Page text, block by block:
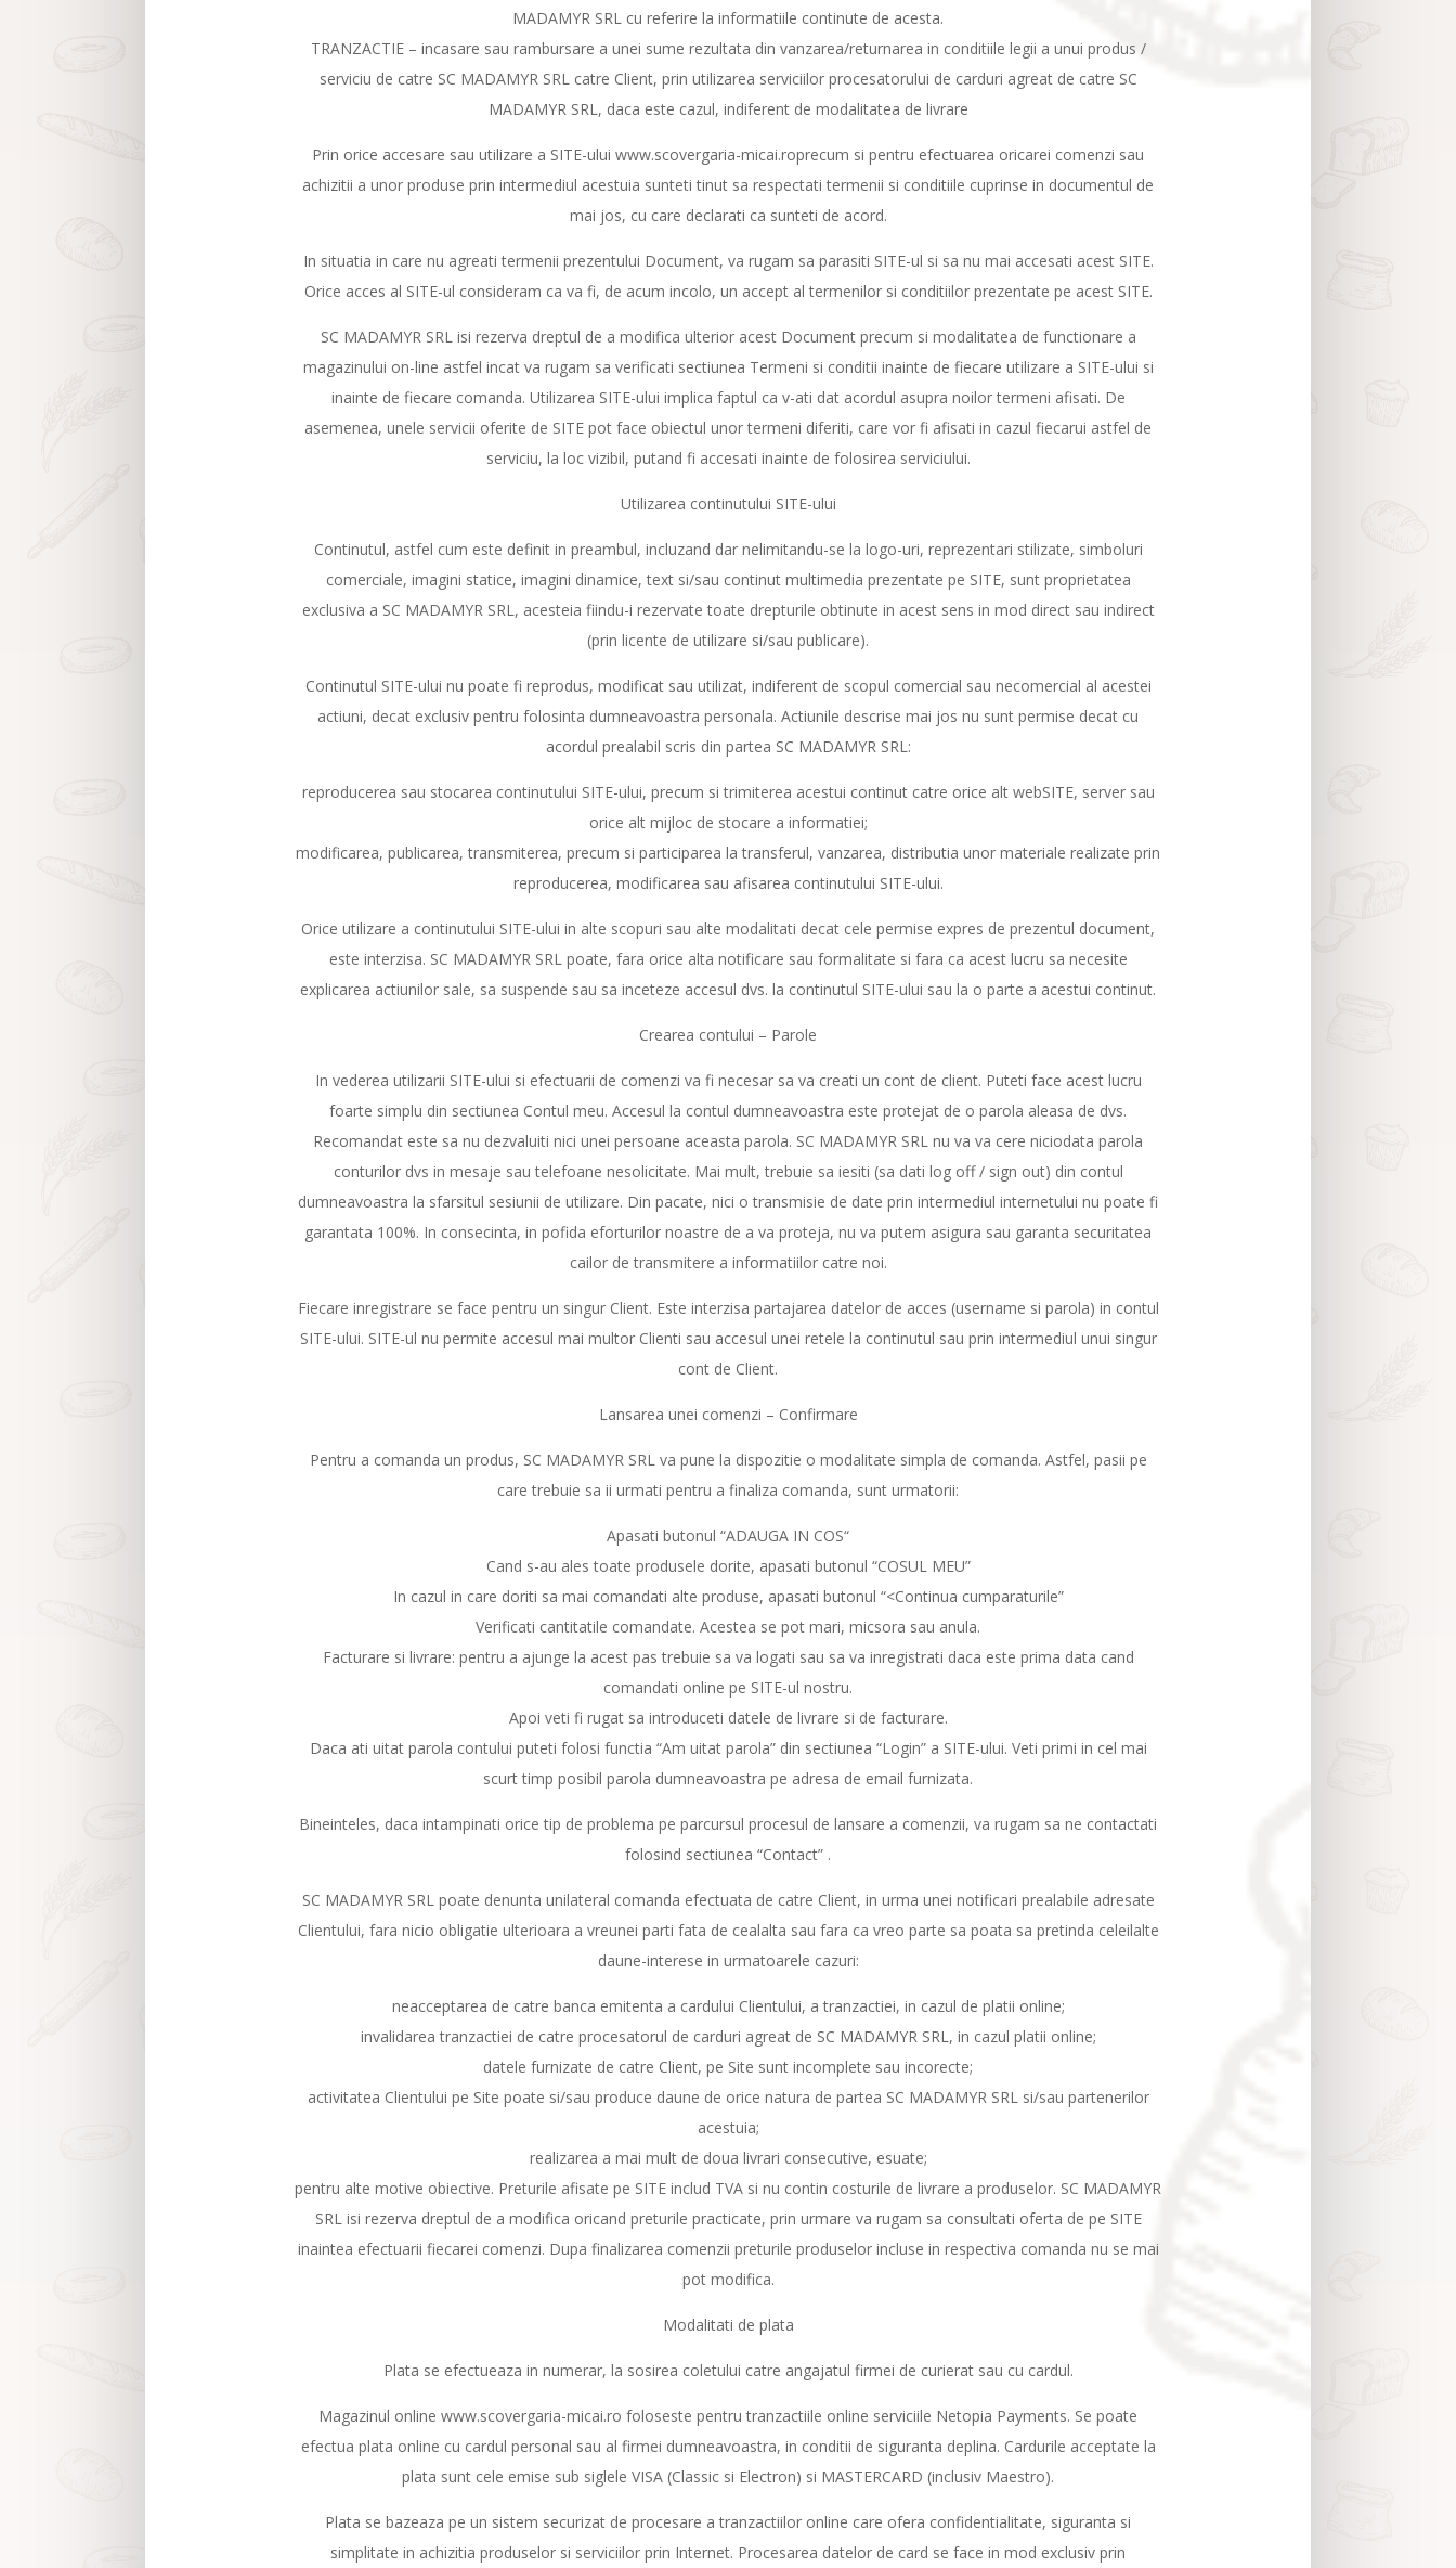
MADAMYR SRL cu referire la informatiile continute de acesta.
TRANZACTIE – incasare sau rambursare a unei sume rezultata din vanzarea/returnarea in conditiile legii a unui produs /
serviciu de catre SC MADAMYR SRL catre Client, prin utilizarea serviciilor procesatorului de carduri agreat de catre SC
MADAMYR SRL, daca este cazul, indiferent de modalitatea de livrare
Prin orice accesare sau utilizare a SITE-ului www.scovergaria-micai.roprecum si pentru efectuarea oricarei comenzi sau
achizitii a unor produse prin intermediul acestuia sunteti tinut sa respectati termenii si conditiile cuprinse in documentul de
mai jos, cu care declarati ca sunteti de acord.
In situatia in care nu agreati termenii prezentului Document, va rugam sa parasiti SITE-ul si sa nu mai accesati acest SITE.
Orice acces al SITE-ul consideram ca va fi, de acum incolo, un accept al termenilor si conditiilor prezentate pe acest SITE.
SC MADAMYR SRL isi rezerva dreptul de a modifica ulterior acest Document precum si modalitatea de functionare a
magazinului on-line astfel incat va rugam sa verificati sectiunea Termeni si conditii inainte de fiecare utilizare a SITE-ului si
inainte de fiecare comanda. Utilizarea SITE-ului implica faptul ca v-ati dat acordul asupra noilor termeni afisati. De
asemenea, unele servicii oferite de SITE pot face obiectul unor termeni diferiti, care vor fi afisati in cazul fiecarui astfel de
serviciu, la loc vizibil, putand fi accesati inainte de folosirea serviciului.
Utilizarea continutului SITE-ului
Continutul, astfel cum este definit in preambul, incluzand dar nelimitandu-se la logo-uri, reprezentari stilizate, simboluri
comerciale, imagini statice, imagini dinamice, text si/sau continut multimedia prezentate pe SITE, sunt proprietatea
exclusiva a SC MADAMYR SRL, acesteia fiindu-i rezervate toate drepturile obtinute in acest sens in mod direct sau indirect
(prin licente de utilizare si/sau publicare).
Continutul SITE-ului nu poate fi reprodus, modificat sau utilizat, indiferent de scopul comercial sau necomercial al acestei
actiuni, decat exclusiv pentru folosinta dumneavoastra personala. Actiunile descrise mai jos nu sunt permise decat cu
acordul prealabil scris din partea SC MADAMYR SRL:
reproducerea sau stocarea continutului SITE-ului, precum si trimiterea acestui continut catre orice alt webSITE, server sau
orice alt mijloc de stocare a informatiei;
modificarea, publicarea, transmiterea, precum si participarea la transferul, vanzarea, distributia unor materiale realizate prin
reproducerea, modificarea sau afisarea continutului SITE-ului.
Orice utilizare a continutului SITE-ului in alte scopuri sau alte modalitati decat cele permise expres de prezentul document,
este interzisa. SC MADAMYR SRL poate, fara orice alta notificare sau formalitate si fara ca acest lucru sa necesite
explicarea actiunilor sale, sa suspende sau sa inceteze accesul dvs. la continutul SITE-ului sau la o parte a acestui continut.
Crearea contului – Parole
In vederea utilizarii SITE-ului si efectuarii de comenzi va fi necesar sa va creati un cont de client. Puteti face acest lucru
foarte simplu din sectiunea Contul meu. Accesul la contul dumneavoastra este protejat de o parola aleasa de dvs.
Recomandat este sa nu dezvaluiti nici unei persoane aceasta parola. SC MADAMYR SRL nu va va cere niciodata parola
conturilor dvs in mesaje sau telefoane nesolicitate. Mai mult, trebuie sa iesiti (sa dati log off / sign out) din contul
dumneavoastra la sfarsitul sesiunii de utilizare. Din pacate, nici o transmisie de date prin intermediul internetului nu poate fi
garantata 100%. In consecinta, in pofida eforturilor noastre de a va proteja, nu va putem asigura sau garanta securitatea
cailor de transmitere a informatiilor catre noi.
Fiecare inregistrare se face pentru un singur Client. Este interzisa partajarea datelor de acces (username si parola) in contul
SITE-ului. SITE-ul nu permite accesul mai multor Clienti sau accesul unei retele la continutul sau prin intermediul unui singur
cont de Client.
Lansarea unei comenzi – Confirmare
Pentru a comanda un produs, SC MADAMYR SRL va pune la dispozitie o modalitate simpla de comanda. Astfel, pasii pe
care trebuie sa ii urmati pentru a finaliza comanda, sunt urmatorii:
Apasati butonul “ADAUGA IN COS“
Cand s-au ales toate produsele dorite, apasati butonul “COSUL MEU”
In cazul in care doriti sa mai comandati alte produse, apasati butonul “<Continua cumparaturile”
Verificati cantitatile comandate. Acestea se pot mari, micsora sau anula.
Facturare si livrare: pentru a ajunge la acest pas trebuie sa va logati sau sa va inregistrati daca este prima data cand
comandati online pe SITE-ul nostru.
Apoi veti fi rugat sa introduceti datele de livrare si de facturare.
Daca ati uitat parola contului puteti folosi functia “Am uitat parola” din sectiunea “Login” a SITE-ului. Veti primi in cel mai
scurt timp posibil parola dumneavoastra pe adresa de email furnizata.
Bineinteles, daca intampinati orice tip de problema pe parcursul procesul de lansare a comenzii, va rugam sa ne contactati
folosind sectiunea “Contact” .
SC MADAMYR SRL poate denunta unilateral comanda efectuata de catre Client, in urma unei notificari prealabile adresate
Clientului, fara nicio obligatie ulterioara a vreunei parti fata de cealalta sau fara ca vreo parte sa poata sa pretinda celeilalte
daune-interese in urmatoarele cazuri:
neacceptarea de catre banca emitenta a cardului Clientului, a tranzactiei, in cazul de platii online;
invalidarea tranzactiei de catre procesatorul de carduri agreat de SC MADAMYR SRL, in cazul platii online;
datele furnizate de catre Client, pe Site sunt incomplete sau incorecte;
activitatea Clientului pe Site poate si/sau produce daune de orice natura de partea SC MADAMYR SRL si/sau partenerilor
acestuia;
realizarea a mai mult de doua livrari consecutive, esuate;
pentru alte motive obiective. Preturile afisate pe SITE includ TVA si nu contin costurile de livrare a produselor. SC MADAMYR
SRL isi rezerva dreptul de a modifica oricand preturile practicate, prin urmare va rugam sa consultati oferta de pe SITE
inaintea efectuarii fiecarei comenzi. Dupa finalizarea comenzii preturile produselor incluse in respectiva comanda nu se mai
pot modifica.
Modalitati de plata
Plata se efectueaza in numerar, la sosirea coletului catre angajatul firmei de curierat sau cu cardul.
Magazinul online www.scovergaria-micai.ro foloseste pentru tranzactiile online serviciile Netopia Payments. Se poate
efectua plata online cu cardul personal sau al firmei dumneavoastra, in conditii de siguranta deplina. Cardurile acceptate la
plata sunt cele emise sub siglele VISA (Classic si Electron) si MASTERCARD (inclusiv Maestro).
Plata se bazeaza pe un sistem securizat de procesare a tranzactiilor online care ofera confidentialitate, siguranta si
simplitate in achizitia produselor si serviciilor prin Internet. Procesarea datelor de card se face in mod exclusiv prin